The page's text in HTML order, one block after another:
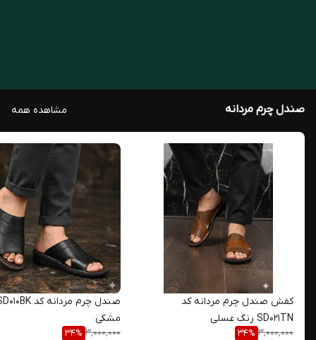
صندل چرم مردانه مشاهده همه
کفش صندل چرم مردانه کد
SD021TN رنگ عسلی
3,000,000
34%
مشکی
3,000,000
34%